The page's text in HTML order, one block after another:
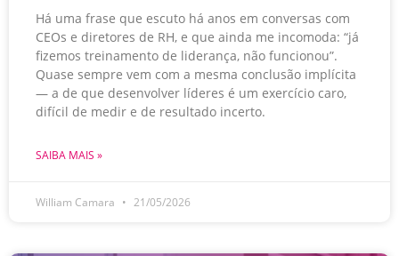
Há uma frase que escuto há anos em conversas com
CEOs e diretores de RH, e que ainda me incomoda: “já
fizemos treinamento de liderança, não funcionou”.
Quase sempre vem com a mesma conclusão implícita
— a de que desenvolver líderes é um exercício caro,
difícil de medir e de resultado incerto.
SAIBA MAIS »
William Camara 21/05/2026